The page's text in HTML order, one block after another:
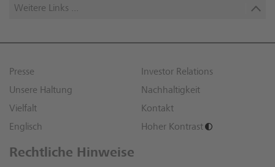
Weitere Links ...
Presse
Investor Relations
Unsere Haltung
Nachhaltigkeit
Vielfalt
Kontakt
Englisch
Hoher Kontrast
Rechtliche Hinweise